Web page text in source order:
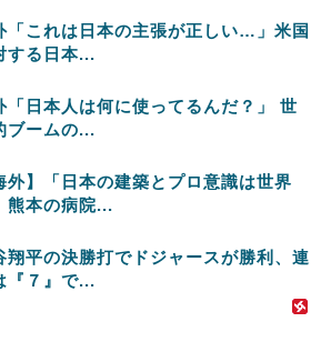
「これは日本の主張が正しい…」米国
する日本...
「日本人は何に使ってるんだ？」 世
ブームの...
外】「日本の建築とプロ意識は世界
熊本の病院...
翔平の決勝打でドジャースが勝利、連
『７』で...